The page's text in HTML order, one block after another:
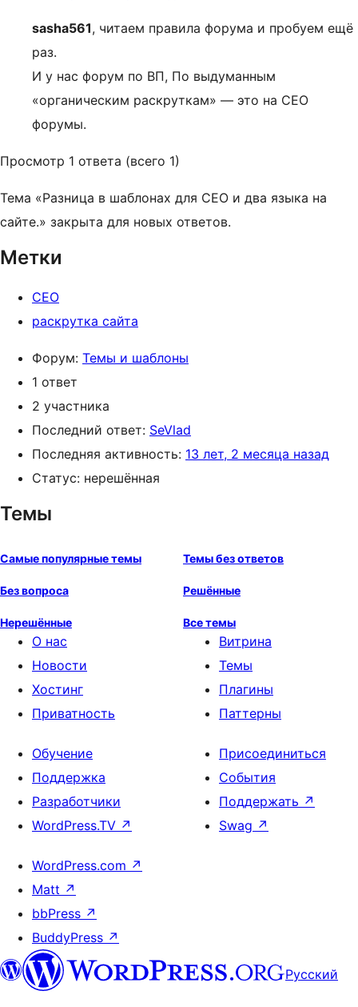
sasha561, читаем правила форума и пробуем ещё
раз.
И у нас форум по ВП, По выдуманным
«органическим раскруткам» — это на СЕО
форумы.
Просмотр 1 ответа (всего 1)
Тема «Разница в шаблонах для СЕО и два языка на
сайте.» закрыта для новых ответов.
Метки
СЕО
раскрутка сайта
Форум: Темы и шаблоны
1 ответ
2 участника
Последний ответ: SeVlad
Последняя активность: 13 лет, 2 месяца назад
Статус: нерешённая
Темы
Самые популярные темы Темы без ответов
Без вопроса Решённые
Нерешённые Все темы
О нас
Новости
Хостинг
Приватность
Витрина
Темы
Плагины
Паттерны
Обучение
Поддержка
Разработчики
WordPress.TV ↗
Присоединиться
События
Поддержать ↗
Swag ↗
WordPress.com ↗
Matt ↗
bbPress ↗
BuddyPress ↗
Русский